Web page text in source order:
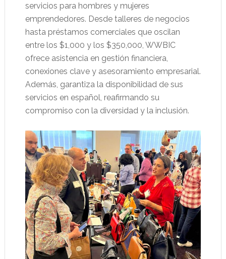
servicios para hombres y mujeres
emprendedores. Desde talleres de negocios
hasta préstamos comerciales que oscilan
entre los $1,000 y los $350,000, WWBIC
ofrece asistencia en gestión financiera,
conexiones clave y asesoramiento empresarial.
Además, garantiza la disponibilidad de sus
servicios en español, reafirmando su
compromiso con la diversidad y la inclusión.